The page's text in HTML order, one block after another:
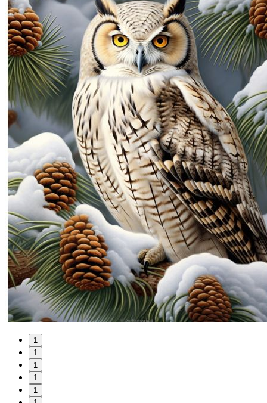
1
1
1
1
1